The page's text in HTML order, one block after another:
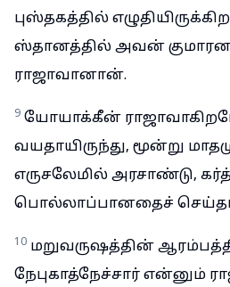
புஸ்தகத்தில்
ஸ்தானத்தில் அவன்
ராஜாவானான்.
9 யோயாக்கீன்
வயதாயிருந்து, மூன்று
எருசலேமில் அரசாண்டு,
பொல்லாப்பானதைச்
10 மறுவருஷத்தின்
நேபுகாத்நேச்சார் என்னும்